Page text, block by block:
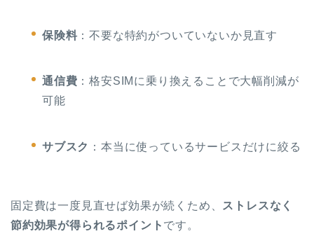
保険料 ：不要な特約がついていないか見直す
通信費 ：格安SIMに乗り換えることで大幅削減が
可能
サブスク ：本当に使っているサービスだけに絞る
固定費は一度見直せば効果が続くため、 ストレスなく
節約効果が得られるポイント です。